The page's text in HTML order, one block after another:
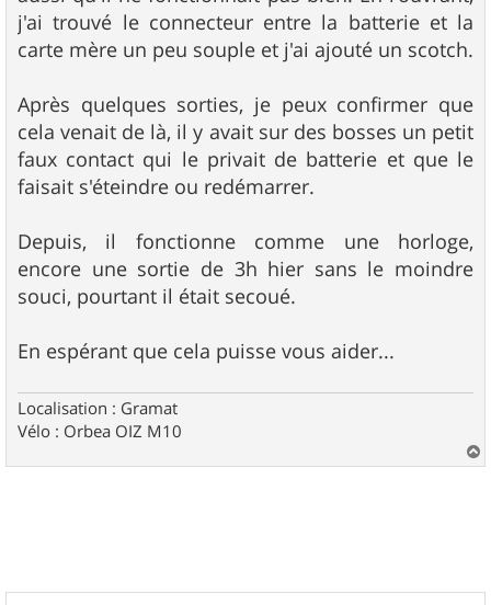
g
e
j'ai trouvé le connecteur entre la batterie et la
carte mère un peu souple et j'ai ajouté un scotch.
Après quelques sorties, je peux confirmer que
cela venait de là, il y avait sur des bosses un petit
faux contact qui le privait de batterie et que le
faisait s'éteindre ou redémarrer.
Depuis, il fonctionne comme une horloge,
encore une sortie de 3h hier sans le moindre
souci, pourtant il était secoué.
En espérant que cela puisse vous aider...
Localisation : Gramat
Vélo : Orbea OIZ M10
a